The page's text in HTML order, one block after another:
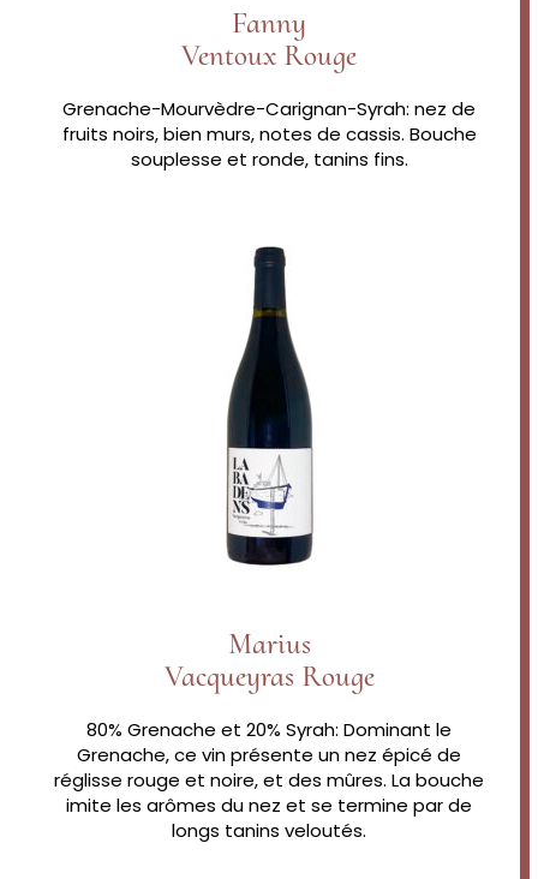
Fanny
Ventoux Rouge
Grenache-Mourvèdre-Carignan-Syrah: nez de
fruits noirs, bien murs, notes de cassis. Bouche
souplesse et ronde, tanins fins.
Marius
Vacqueyras Rouge
80% Grenache et 20% Syrah: Dominant le
Grenache, ce vin présente un nez épicé de
réglisse rouge et noire, et des mûres. La bouche
imite les arômes du nez et se termine par de
longs tanins veloutés.